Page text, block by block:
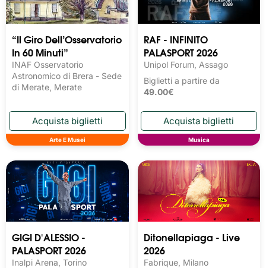
“Il Giro Dell’Osservatorio
In 60 Minuti”
INAF Osservatorio
Astronomico di Brera - Sede
di Merate, Merate
Arte E Musei
RAF - INFINITO
PALASPORT 2026
Unipol Forum, Assago
Biglietti a partire da
49.00€
Musica
GIGI D'ALESSIO -
PALASPORT 2026
Inalpi Arena, Torino
Ditonellapiaga - Live
2026
Fabrique, Milano